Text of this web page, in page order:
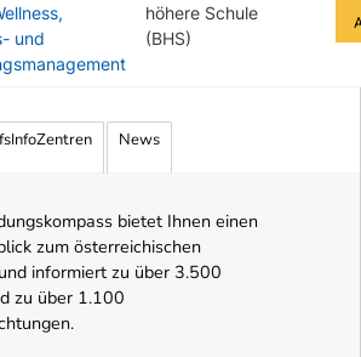
und
höhere Schule
(BHS)
News
bietet Ihnen einen
zum österreichischen
informiert zu über 3.500
zu über 1.100